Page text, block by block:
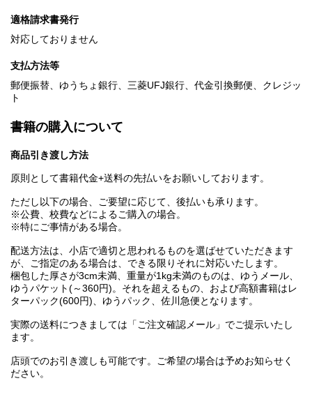
適格請求書発行
対応しておりません
支払方法等
郵便振替、ゆうちょ銀行、三菱UFJ銀行、代金引換郵便、クレジッ
ト
書籍の購入について
商品引き渡し方法
原則として書籍代金+送料の先払いをお願いしております。
ただし以下の場合、ご要望に応じて、後払いも承ります。
※公費、校費などによるご購入の場合。
※特にご事情がある場合。
配送方法は、小店で適切と思われるものを選ばせていただきます
が、ご指定のある場合は、できる限りそれに対応いたします。
梱包した厚さが3cm未満、重量が1kg未満のものは、ゆうメール、
ゆうパケット(～360円)。それを超えるもの、および高額書籍はレ
ターパック(600円)、ゆうパック、佐川急便となります。
実際の送料につきましては「ご注文確認メール」でご提示いたし
ます。
店頭でのお引き渡しも可能です。ご希望の場合は予めお知らせく
ださい。